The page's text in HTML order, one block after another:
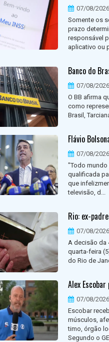
07/08/2026
Somente os
prazo
responsável
aplicativo ou
Banco do
07/08/2026
O BB afirma
como
Brasil,
Flávio
07/08/2026
"Todo mundo
qualificada
que
televisão, d...
Rio: ex-
07/08/2026
A decisão da
quarta-feira
do Rio de
Alex
07/08/2026
Escobar
músculos,
timo, órgão
Segundo o